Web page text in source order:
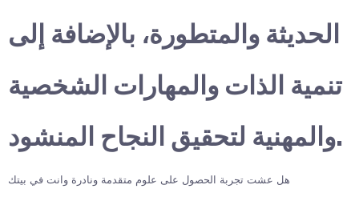
الحديثة والمتطورة، بالإضافة إلى
تنمية الذات والمهارات الشخصية
والمهنية لتحقيق النجاح المنشود.
هل عشت تجربة الحصول على علوم متقدمة ونادرة وانت في بيتك